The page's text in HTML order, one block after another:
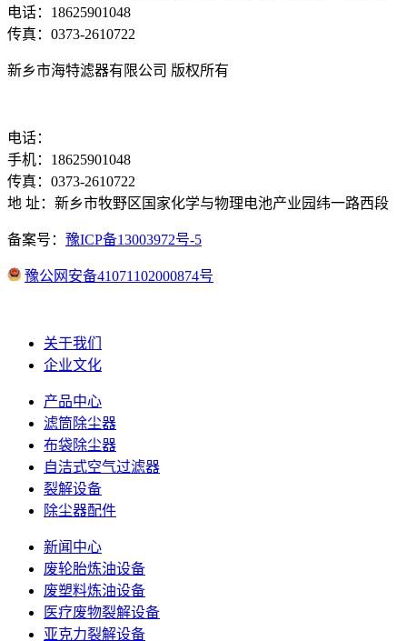
电话：18625901048
传真：0373-2610722
新乡市海特滤器有限公司 版权所有
电话：
手机：18625901048
传真：0373-2610722
地 址：新乡市牧野区国家化学与物理电池产业园纬一路西段
备案号： 豫ICP备13003972号-5
豫公网安备41071102000874号
关于我们
企业文化
产品中心
滤筒除尘器
布袋除尘器
自洁式空气过滤器
裂解设备
除尘器配件
新闻中心
废轮胎炼油设备
废塑料炼油设备
医疗废物裂解设备
亚克力裂解设备